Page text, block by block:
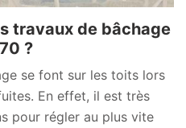
travaux de bâchage
?
se font sur les toits lors
En effet, il est très
pour régler au plus vite